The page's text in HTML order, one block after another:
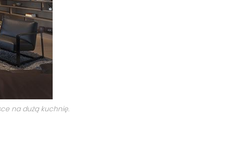
na dużą kuchnię.